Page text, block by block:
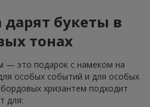
букеты в
тонах
— это подарок с намеком на
особых событий и для особых
хризантем подходит
для: